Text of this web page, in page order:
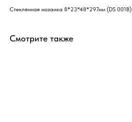
Стеклянная мозаика 8*23*48*297мм (DS 001B)
Смотрите также